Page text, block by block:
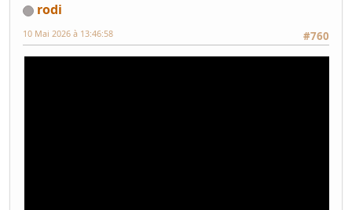
rodi
#760
10 Mai 2026 à 13:46:58